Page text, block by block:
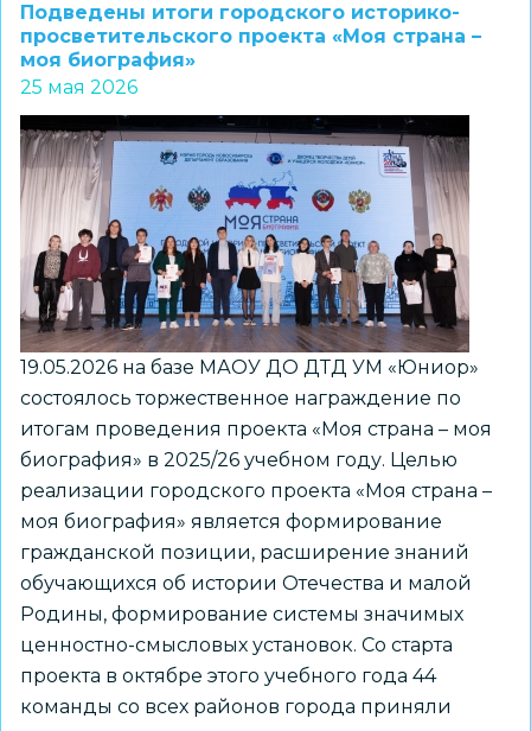
по
итогам
проекта
«Моя
страна
–
моя
биография»
Подведены итоги городского историко-
просветительского проекта «Моя страна –
моя биография»
25 мая 2026
19.05.2026 на базе МАОУ ДО ДТД УМ «Юниор»
состоялось торжественное награждение по
итогам проведения проекта «Моя страна – моя
биография» в 2025/26 учебном году. Целью
реализации городского проекта «Моя страна –
моя биография» является формирование
гражданской позиции, расширение знаний
обучающихся об истории Отечества и малой
Родины, формирование системы значимых
ценностно-смысловых установок. Со старта
проекта в октябре этого учебного года 44
команды со всех районов города приняли